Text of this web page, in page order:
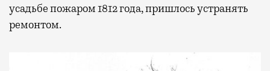
Бизнес-зал становится местом, где можно
выпить кофе, наблюдая сквозь панорамные
усадьбе пожаром 1812 года, пришлось устранять
ремонтом.